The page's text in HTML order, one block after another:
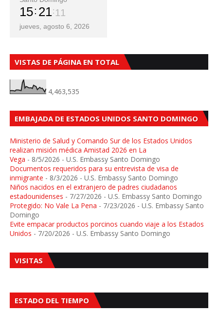
15 21 13
jueves, agosto 6, 2026
VISTAS DE PÁGINA EN TOTAL
4,463,535
EMBAJADA DE ESTADOS UNIDOS SANTO DOMINGO
Ministerio de Salud y Comando Sur de los Estados Unidos
realizan misión médica Amistad 2026 en La
Vega - 8/5/2026 - U.S. Embassy Santo Domingo
Documentos requeridos para su entrevista de visa de
inmigrante - 8/3/2026 - U.S. Embassy Santo Domingo
Niños nacidos en el extranjero de padres ciudadanos
estadounidenses - 7/27/2026 - U.S. Embassy Santo Domingo
Protegido: No Vale La Pena - 7/23/2026 - U.S. Embassy Santo
Domingo
Evite empacar productos porcinos cuando viaje a los Estados
Unidos - 7/20/2026 - U.S. Embassy Santo Domingo
VISITAS
ESTADO DEL TIEMPO